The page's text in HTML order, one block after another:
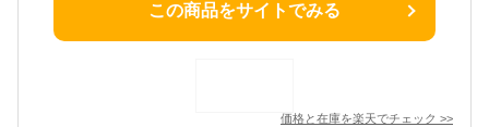
この商品をサイトでみる
価格と在庫を楽天でチェック >>